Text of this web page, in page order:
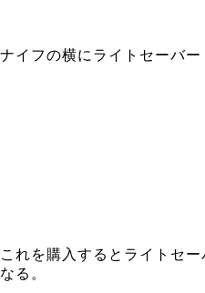
ナイフの横にライトセーバー
これを購入するとライトセ
なる。